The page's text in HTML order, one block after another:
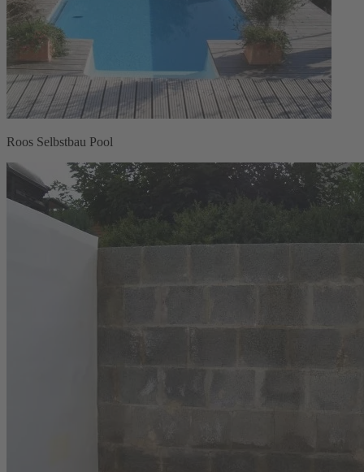
Roos Selbstbau Pool